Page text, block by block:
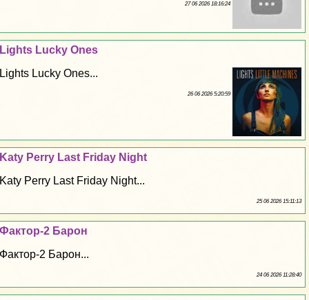
27 06 2026 18:16:24
Lights Lucky Ones
Lights Lucky Ones...
26 06 2026 5:20:59
Katy Perry Last Friday Night
Katy Perry Last Friday Night...
25 06 2026 15:11:13
Фактор-2 Барон
Фактор-2 Барон...
24 06 2026 11:28:40